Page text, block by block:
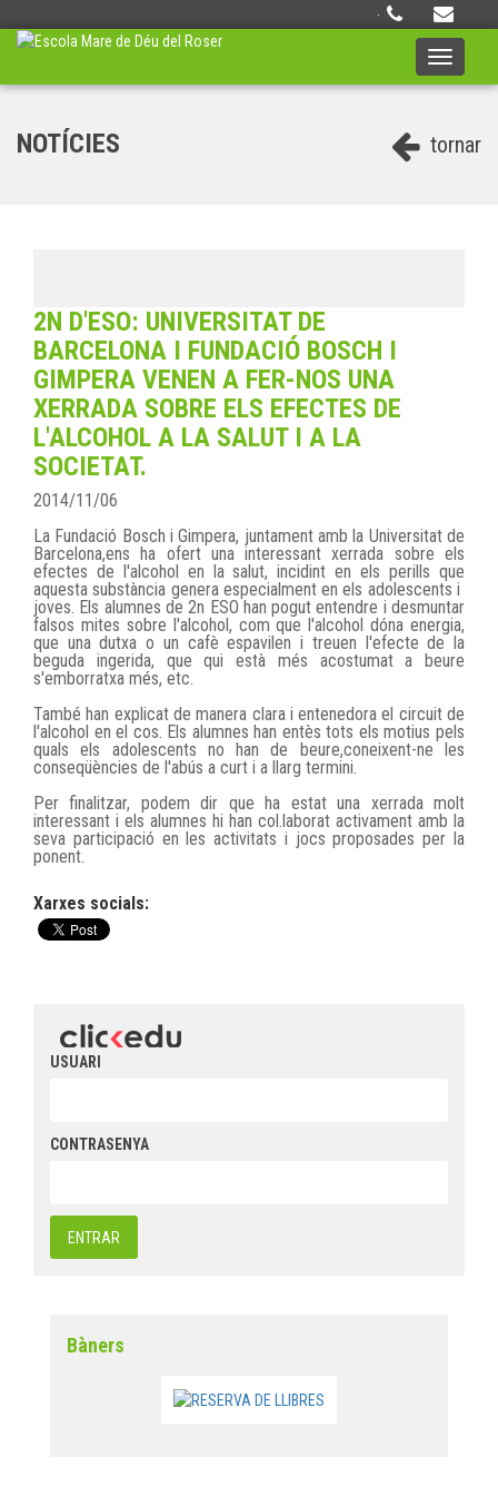
·
Toggle
tornar
NOTÍCIES
2N D'ESO: UNIVERSITAT DE
BARCELONA I FUNDACIÓ BOSCH I
GIMPERA VENEN A FER-NOS UNA
XERRADA SOBRE ELS EFECTES DE
L'ALCOHOL A LA SALUT I A LA
SOCIETAT.
2014/11/06
La Fundació Bosch i Gimpera, juntament amb la Universitat de
Barcelona,ens ha ofert una interessant xerrada sobre els
efectes de l'alcohol en la salut, incidint en els perills que
aquesta substància genera especialment en els adolescents i
joves. Els alumnes de 2n ESO han pogut entendre i desmuntar
falsos mites sobre l'alcohol, com que l'alcohol dóna energia,
que una dutxa o un cafè espavilen i treuen l'efecte de la
beguda ingerida, que qui està més acostumat a beure
s'emborratxa més, etc.
També han explicat de manera clara i entenedora el circuit de
l'alcohol en el cos. Els alumnes han entès tots els motius pels
quals els adolescents no han de beure,coneixent-ne les
conseqüències de l'abús a curt i a llarg termini.
Per finalitzar, podem dir que ha estat una xerrada molt
interessant i els alumnes hi han col.laborat activament amb la
seva participació en les activitats i jocs proposades per la
ponent.
Xarxes socials:
USUARI
CONTRASENYA
Bàners